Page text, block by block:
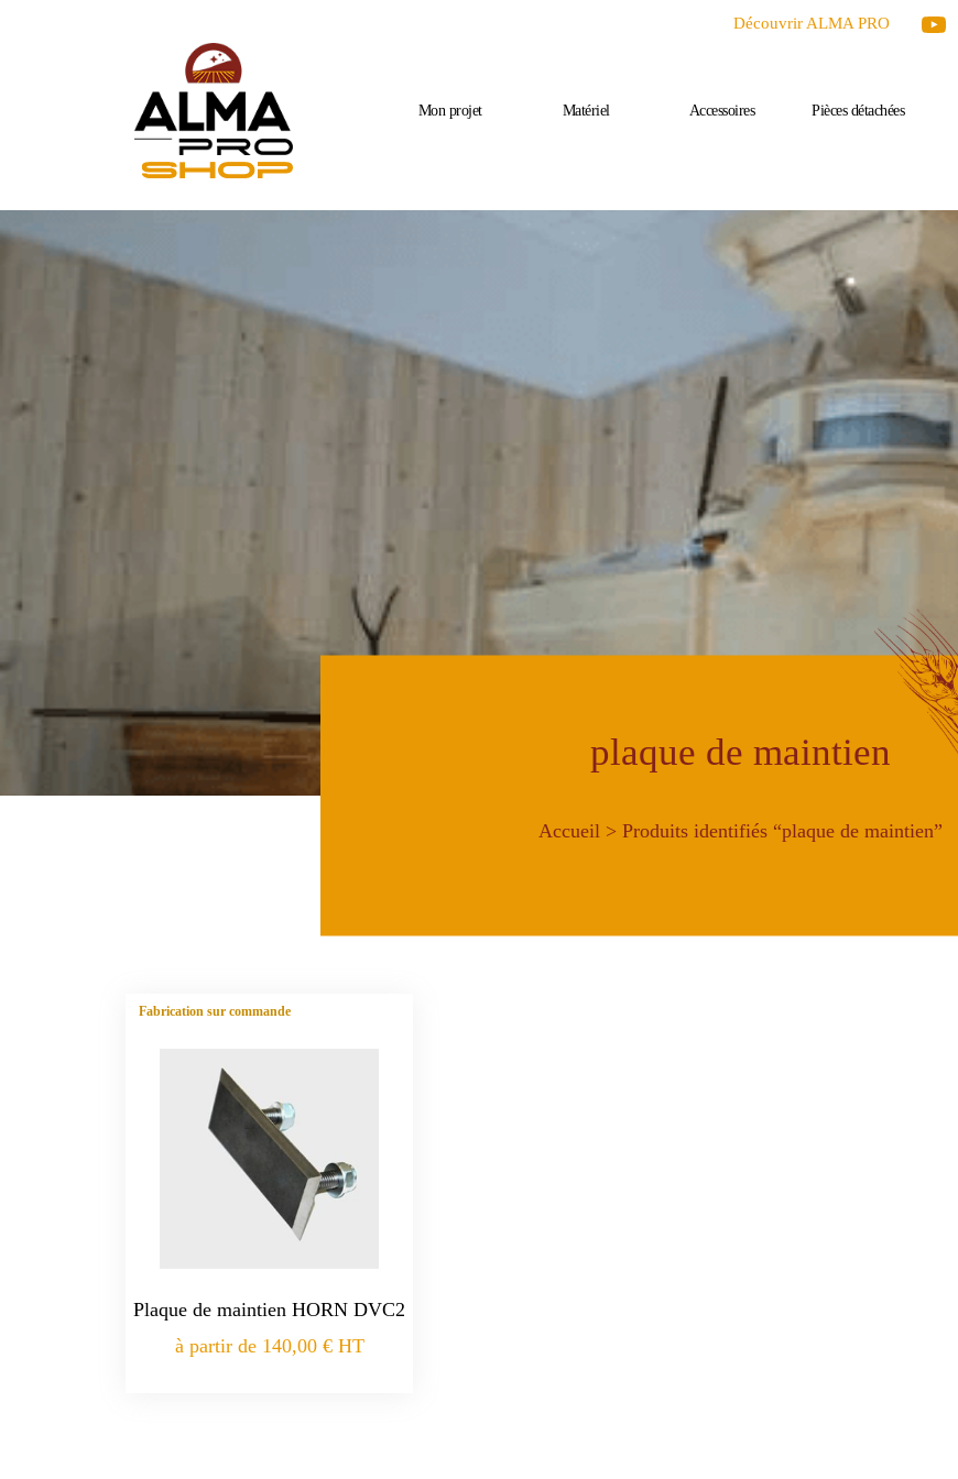
Découvrir ALMA PRO
Mon projet Matériel Accessoires Pièces détachées
plaque de maintien
Accueil > Produits identifiés “plaque de maintien”
Fabrication sur commande
Plaque de maintien HORN DVC2
à partir de 140,00 €HT